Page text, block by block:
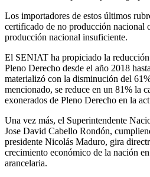
Los importadores de estos últimos
certificado de no producción nacional
producción nacional insuficiente.
El SENIAT ha propiciado la reducción
Pleno Derecho desde el año 2018
materializó con la disminución del
mencionado, se reduce en un 81% la
exonerados de Pleno Derecho en la
Una vez más, el Superintendente
Jose David Cabello Rondón,
presidente Nicolás Maduro, gira
crecimiento económico de la nación
arancelaria.